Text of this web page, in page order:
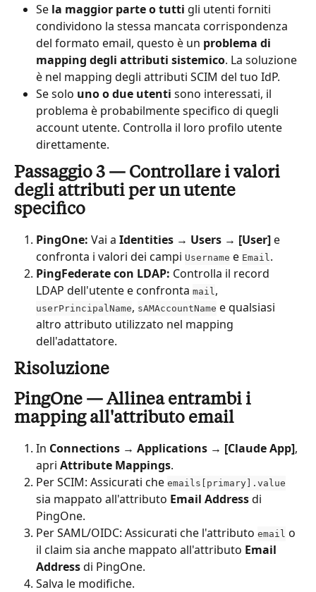
Se la maggior parte o tutti gli utenti forniti
condividono la stessa mancata corrispondenza
del formato email, questo è un problema di
mapping degli attributi sistemico. La soluzione
è nel mapping degli attributi SCIM del tuo IdP.
Se solo uno o due utenti sono interessati, il
problema è probabilmente specifico di quegli
account utente. Controlla il loro profilo utente
direttamente.
Passaggio 3 — Controllare i valori
degli attributi per un utente
specifico
PingOne: Vai a Identities → Users → [User] e
confronta i valori dei campi Username e Email.
PingFederate con LDAP: Controlla il record
LDAP dell'utente e confronta mail,
userPrincipalName, sAMAccountName e qualsiasi
altro attributo utilizzato nel mapping
dell'adattatore.
Risoluzione
PingOne — Allinea entrambi i
mapping all'attributo email
In Connections → Applications → [Claude App],
apri Attribute Mappings.
Per SCIM: Assicurati che emails[primary].value
sia mappato all'attributo Email Address di
PingOne.
Per SAML/OIDC: Assicurati che l'attributo email o
il claim sia anche mappato all'attributo Email
Address di PingOne.
Salva le modifiche.